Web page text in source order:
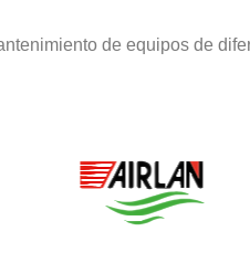
de equipos de